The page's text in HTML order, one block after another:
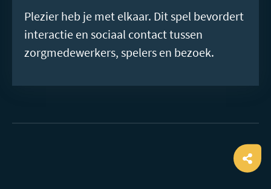
Plezier heb je met elkaar. Dit spel bevordert
interactie en sociaal contact tussen
zorgmedewerkers, spelers en bezoek.